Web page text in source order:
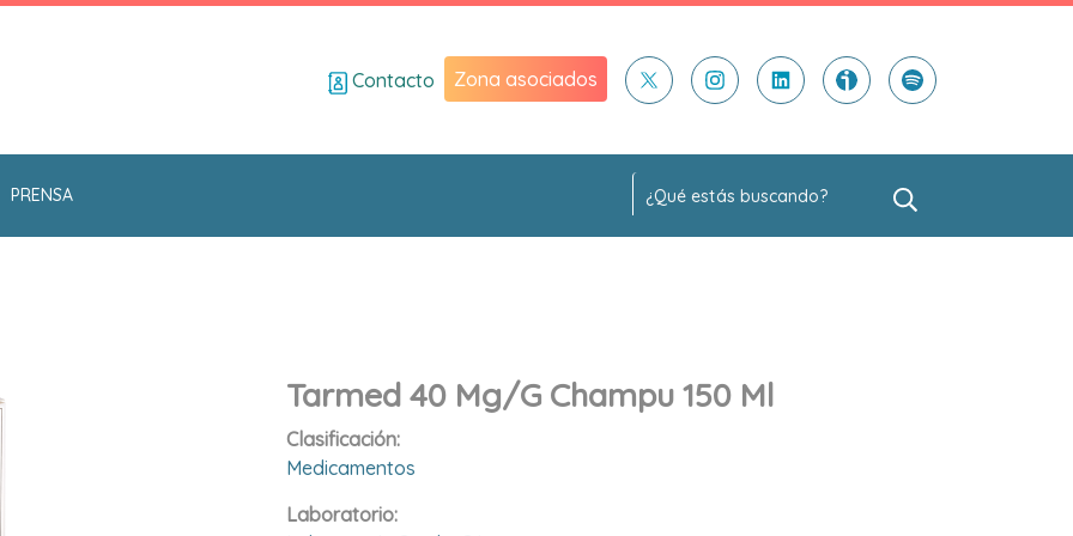
Contacto Zona asociados
PRENSA
Tarmed 40 Mg/g Champu 150 Ml
Clasificación:
Medicamentos
Laboratorio: